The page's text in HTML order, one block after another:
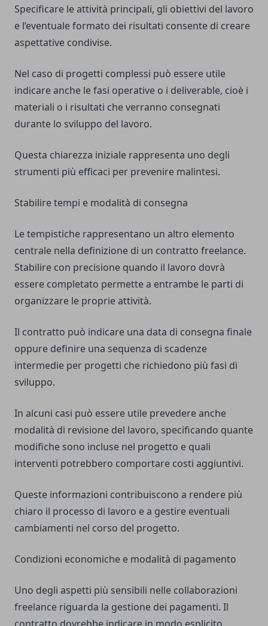
Specificare le attività principali, gli obiettivi del lavoro
e l’eventuale formato dei risultati consente di creare
aspettative condivise.
Nel caso di progetti complessi può essere utile
indicare anche le fasi operative o i deliverable, cioè i
materiali o i risultati che verranno consegnati
durante lo sviluppo del lavoro.
Questa chiarezza iniziale rappresenta uno degli
strumenti più efficaci per prevenire malintesi.
Stabilire tempi e modalità di consegna
Le tempistiche rappresentano un altro elemento
centrale nella definizione di un contratto freelance.
Stabilire con precisione quando il lavoro dovrà
essere completato permette a entrambe le parti di
organizzare le proprie attività.
Il contratto può indicare una data di consegna finale
oppure definire una sequenza di scadenze
intermedie per progetti che richiedono più fasi di
sviluppo.
In alcuni casi può essere utile prevedere anche
modalità di revisione del lavoro, specificando quante
modifiche sono incluse nel progetto e quali
interventi potrebbero comportare costi aggiuntivi.
Queste informazioni contribuiscono a rendere più
chiaro il processo di lavoro e a gestire eventuali
cambiamenti nel corso del progetto.
Condizioni economiche e modalità di pagamento
Uno degli aspetti più sensibili nelle collaborazioni
freelance riguarda la gestione dei pagamenti. Il